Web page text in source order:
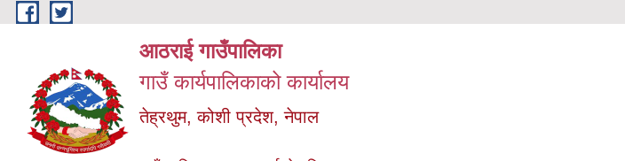
Skip to main content
आठराई गाउँपालिका
गाउँ कार्यपालिकाको कार्यालय
तेह्रथुम, कोशी प्रदेश, नेपाल